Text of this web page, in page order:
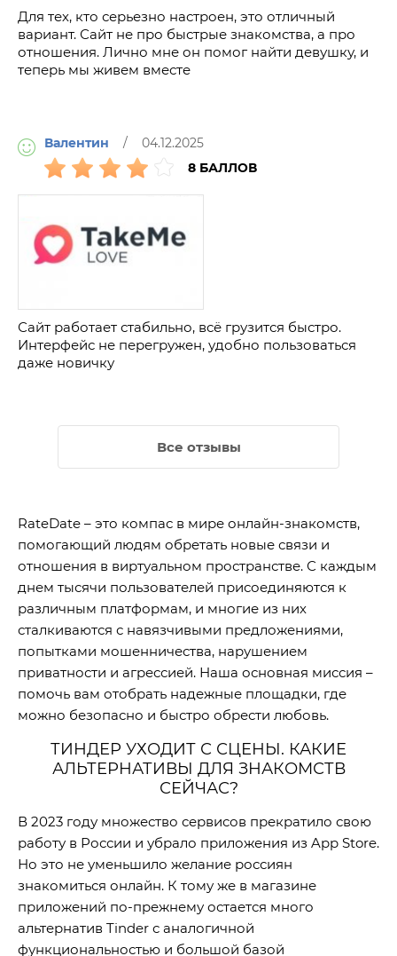
Для тех, кто серьезно настроен, это отличный
вариант. Сайт не про быстрые знакомства, а про
отношения. Лично мне он помог найти девушку, и
теперь мы живем вместе
Валентин / 04.12.2025
8 БАЛЛОВ
Сайт работает стабильно, всё грузится быстро.
Интерфейс не перегружен, удобно пользоваться
даже новичку
Все отзывы
RateDate – это компас в мире онлайн-знакомств,
помогающий людям обретать новые связи и
отношения в виртуальном пространстве. С каждым
днем тысячи пользователей присоединяются к
различным платформам, и многие из них
сталкиваются с навязчивыми предложениями,
попытками мошенничества, нарушением
приватности и агрессией. Наша основная миссия –
помочь вам отобрать надежные площадки, где
можно безопасно и быстро обрести любовь.
ТИНДЕР УХОДИТ С СЦЕНЫ. КАКИЕ
АЛЬТЕРНАТИВЫ ДЛЯ ЗНАКОМСТВ
СЕЙЧАС?
В 2023 году множество сервисов прекратило свою
работу в России и убрало приложения из App Store.
Но это не уменьшило желание россиян
знакомиться онлайн. К тому же в магазине
приложений по-прежнему остается много
альтернатив Tinder с аналогичной
функциональностью и большой базой